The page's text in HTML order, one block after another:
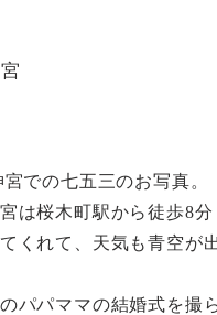
での七五三のお写真。
は桜木町駅から徒歩8分
くれて、天気も青空が
パパママの結婚式を撮